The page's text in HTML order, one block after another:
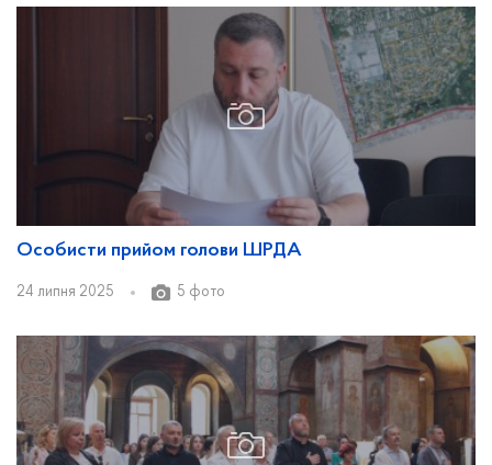
Особисти прийом голови ШРДА
24 липня 2025 5 фото